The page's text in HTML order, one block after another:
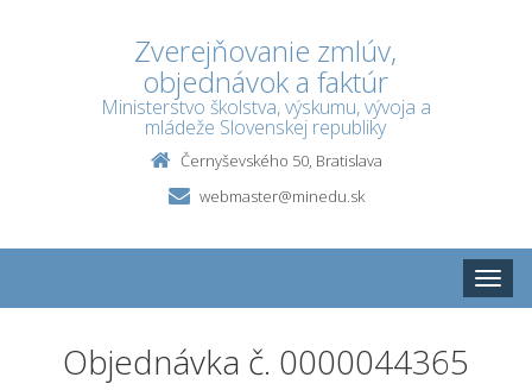
Zverejňovanie zmlúv,
objednávok a faktúr
Ministerstvo školstva, výskumu, vývoja a
mládeže Slovenskej republiky
Černyševského 50, Bratislava
webmaster@minedu.sk
Toggle
Objednávka č. 0000044365